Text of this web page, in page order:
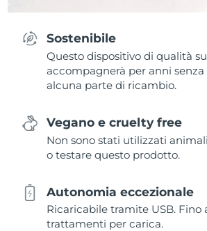
Sostenibile
Questo dispositivo di qualità
accompagnerà per anni senza
alcuna parte di ricambio.
Vegano e cruelty free
Non sono stati utilizzati
o testare questo prodotto.
Autonomia eccezionale
Ricaricabile tramite USB. Fino
trattamenti per carica.